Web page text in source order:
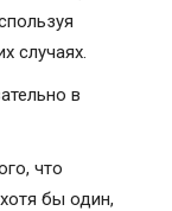
случаях.
в
что
бы один,